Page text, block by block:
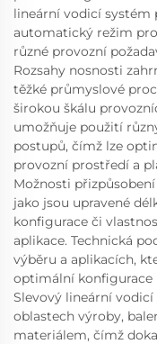
lineární vodicí systém
automatický režim
různé provozní
Rozsahy nosnosti
těžké průmyslové
širokou škálu
umožňuje použití
postupů, čímž lze
provozní prostředí a
Možnosti
jako jsou upravené
konfigurace či
aplikace. Technická
výběru a aplikacích,
optimální konfigurace
Slevový lineární
oblastech výroby,
materiálem, čímž